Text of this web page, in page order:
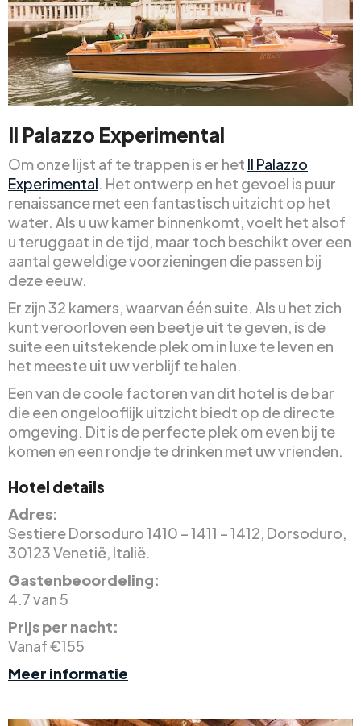
Il Palazzo Experimental
Om onze lijst af te trappen is er het Il Palazzo
Experimental. Het ontwerp en het gevoel is puur
renaissance met een fantastisch uitzicht op het
water. Als u uw kamer binnenkomt, voelt het alsof
u teruggaat in de tijd, maar toch beschikt over een
aantal geweldige voorzieningen die passen bij
deze eeuw.
Er zijn 32 kamers, waarvan één suite. Als u het zich
kunt veroorloven een beetje uit te geven, is de
suite een uitstekende plek om in luxe te leven en
het meeste uit uw verblijf te halen.
Een van de coole factoren van dit hotel is de bar
die een ongelooflijk uitzicht biedt op de directe
omgeving. Dit is de perfecte plek om even bij te
komen en een rondje te drinken met uw vrienden.
Hotel details
Adres:
Sestiere Dorsoduro 1410 – 1411 – 1412, Dorsoduro,
30123 Venetië, Italië.
Gastenbeoordeling:
4.7 van 5
Prijs per nacht:
Vanaf €155
Meer informatie